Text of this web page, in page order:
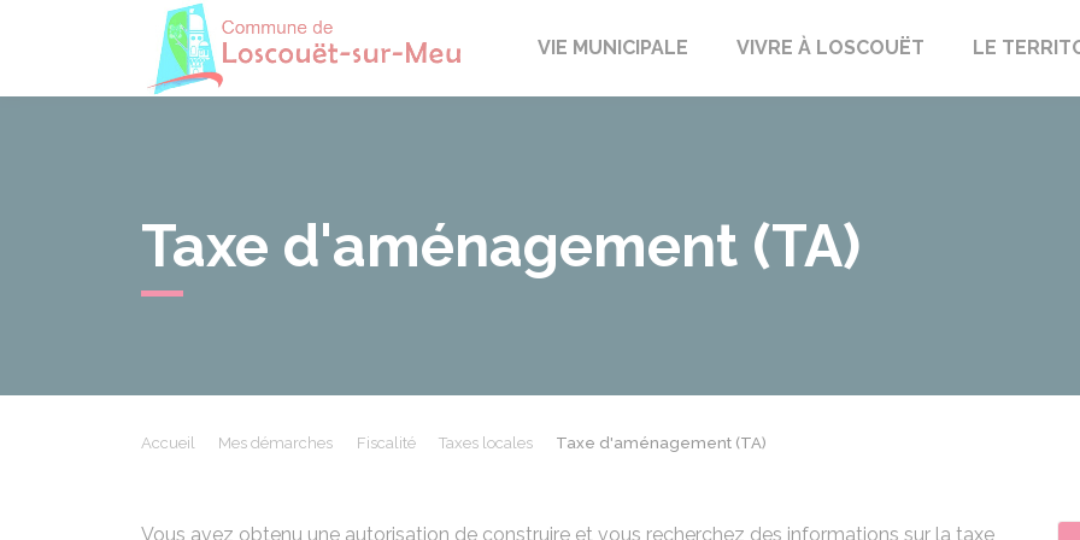
Loscouët-sur-Meu
VIE MUNICIPALE VIVRE À LOSCOUËT LE
Taxe d'aménagement (TA)
Accueil Mes démarches Fiscalité Taxes locales Taxe d'aménagement (TA)
Vous avez obtenu une autorisation de construire et vous recherchez des informations sur la taxe